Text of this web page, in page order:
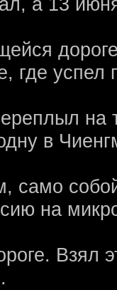
где успел
на
в
само
на
Взял